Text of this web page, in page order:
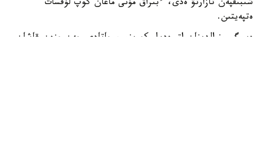
شىبىقپەن تازارتۋ ەدى، ءبىراق مۇنى ماعان كوپ لۇقسات
ەتپەيتىن.
ەسىگىمىز الدىنان اق ەدىل كورىنىپ جاتادى. مەن وزەن قاشان